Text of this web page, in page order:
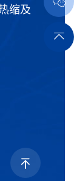
缩及